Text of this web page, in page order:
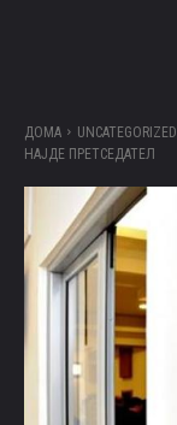
ДОМА UNCATEGORIZED
НАЈДЕ ПРЕТСЕДАТЕЛ